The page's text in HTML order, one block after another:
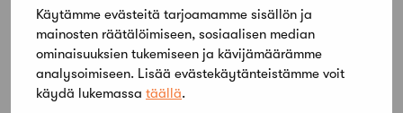
Käytämme evästeitä tarjoamamme sisällön ja
mainosten räätälöimiseen, sosiaalisen median
ominaisuuksien tukemiseen ja kävijämäärämme
analysoimiseen. Lisää evästekäytänteistämme voit
käydä lukemassa täällä.
joulukuu 2022
marraskuu 2022
lokakuu 2022
syyskuu 2022
elokuu 2022